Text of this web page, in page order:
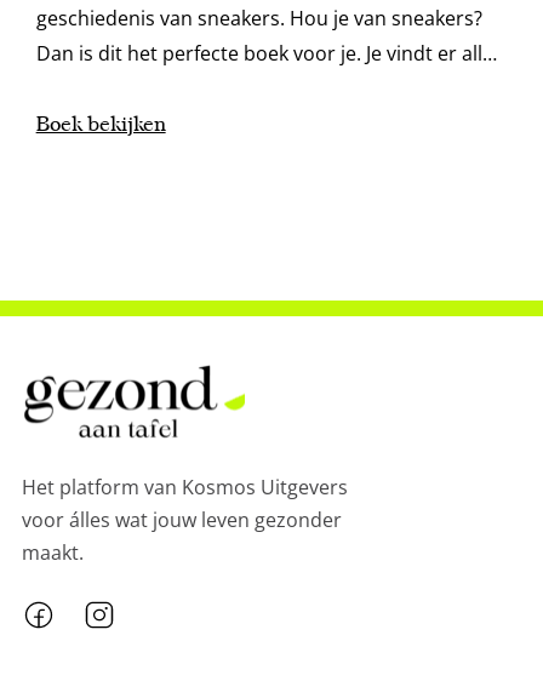
geschiedenis van sneakers. Hou je van sneakers?
Dan is dit het perfecte boek voor je. Je vindt er alle
Boek bekijken
Het platform van Kosmos Uitgevers
voor álles wat jouw leven gezonder
maakt.